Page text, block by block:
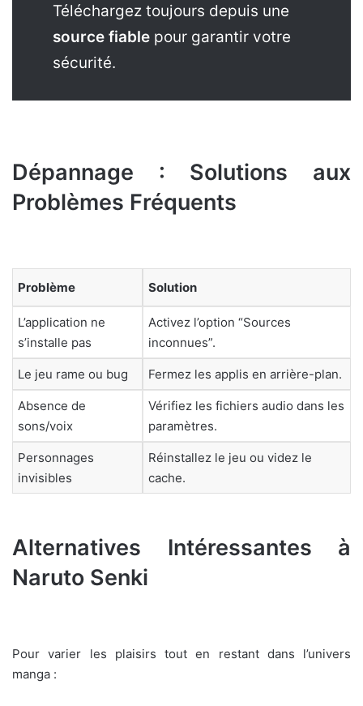
Téléchargez toujours depuis une
source fiable pour garantir votre
sécurité.
Dépannage : Solutions aux
Problèmes Fréquents
Problème Solution
L’application ne
s’installe pas
Activez l’option “Sources
inconnues”.
Le jeu rame ou bug Fermez les applis en arrière-plan.
Absence de
sons/voix
Vérifiez les fichiers audio dans les
paramètres.
Personnages
invisibles
Réinstallez le jeu ou videz le
cache.
Alternatives Intéressantes à
Naruto Senki
Pour varier les plaisirs tout en restant dans l’univers
manga :